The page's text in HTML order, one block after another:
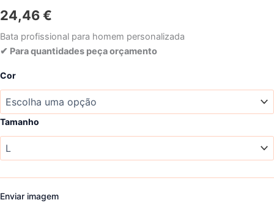
24,46€
Bata profissional para homem personalizada
✔ Para quantidades peça orçamento
Cor
Tamanho
Enviar imagem